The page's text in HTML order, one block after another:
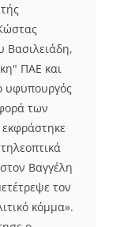
Βασιλειάδη,
ΠΑΕ και
υφυπουργός
των
Βαγγέλη
τον
κόμμα».